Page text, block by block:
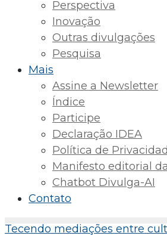
Perspectiva
Inovação
Outras divulgações
Pesquisa
Mais
Assine a Newsletter
Índice
Participe
Declaração IDEA
Política de
Manifesto editorial
Chatbot Divulga-AI
Contato
Tecendo mediações entre